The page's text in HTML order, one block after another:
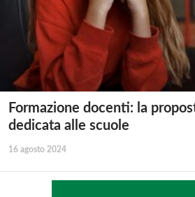
Formazione docenti: la
dedicata alle scuole
16 agosto 2024